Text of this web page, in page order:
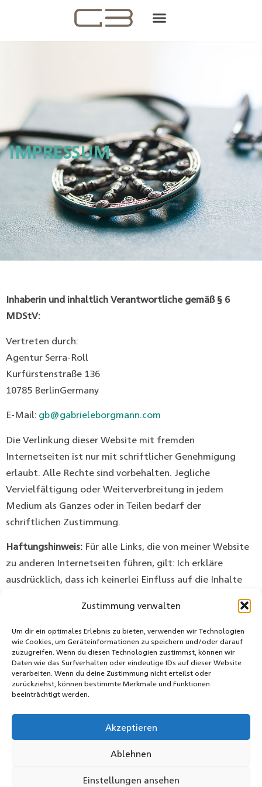
Zustimmung verwalten
Um dir ein optimales Erlebnis zu bieten, verwenden wir Technologien
wie Cookies, um Geräteinformationen zu speichern und/oder darauf
zuzugreifen. Wenn du diesen Technologien zustimmst, können wir
Daten wie das Surfverhalten oder eindeutige IDs auf dieser Website
verarbeiten. Wenn du deine Zustimmung nicht erteilst oder
zurückziehst, können bestimmte Merkmale und Funktionen
beeinträchtigt werden.
Akzeptieren
Ablehnen
Einstellungen ansehen
IMPRESSUM
Inhaberin und inhaltlich Verantwortliche gemäß § 6
MDStV:
Vertreten durch:
Agentur Serra-Roll
Kurfürstenstraße 136
10785 BerlinGermany
E-Mail: gb@gabrieleborgmann.com
Die Verlinkung dieser Website mit fremden
Internetseiten ist nur mit schriftlicher Genehmigung
erlaubt. Alle Rechte sind vorbehalten. Jegliche
Vervielfältigung oder Weiterverbreitung in jedem
Medium als Ganzes oder in Teilen bedarf der
schriftlichen Zustimmung.
Haftungshinweis: Für alle Links, die von meiner Website
zu anderen Internetseiten führen, gilt: Ich erkläre
ausdrücklich, dass ich keinerlei Einfluss auf die Inhalte
hiermit ausdrücklich von allen Inhalten aller Seiten, zu
denen die bei mir angezeigten Links führen.
Fotorechte:Janine Guldener
Webdesign Umsetzung:www.sebastian-sperber.de